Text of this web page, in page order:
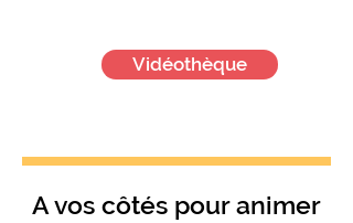
Vidéothèque
A vos côtés pour animer